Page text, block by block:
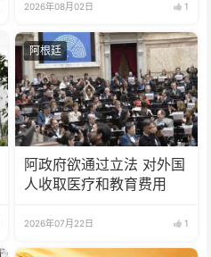
2026年08月02日 1
阿根廷
阿政府欲通过立法 对外国
人收取医疗和教育费用
2026年07月22日 1